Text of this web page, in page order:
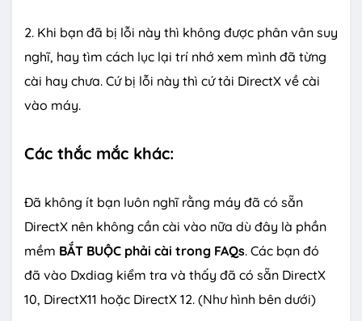
2. Khi bạn đã bị lỗi này thì không được phân vân suy
nghĩ, hay tìm cách lục lại trí nhớ xem mình đã từng
cài hay chưa. Cứ bị lỗi này thì cứ tải DirectX về cài
vào máy.
Các thắc mắc khác:
Đã không ít bạn luôn nghĩ rằng máy đã có sẵn
DirectX nên không cần cài vào nữa dù đây là phần
mềm BẮT BUỘC phải cài trong FAQs. Các bạn đó
đã vào Dxdiag kiểm tra và thấy đã có sẵn DirectX
10, DirectX11 hoặc DirectX 12. (Như hình bên dưới)